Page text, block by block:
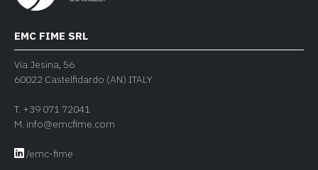
EMC FIME SRL
Via Jesina, 56
60022 Castelfidardo (AN) ITALY
T. +39 071 72041
M. info@emcfime.com
/emc-fime